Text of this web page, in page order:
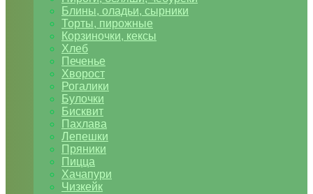
Блины, оладьи, сырники
Торты, пирожные
Корзиночки, кексы
Хлеб
Печенье
Хворост
Рогалики
Булочки
Бисквит
Пахлава
Лепешки
Пряники
Пицца
Хачапури
Чизкейк